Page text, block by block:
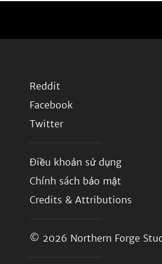
Reddit
Facebook
Twitter
Điều khoản sử dụng
Chính sách bảo mật
Credits & Attributions
© 2026 Northern Forge